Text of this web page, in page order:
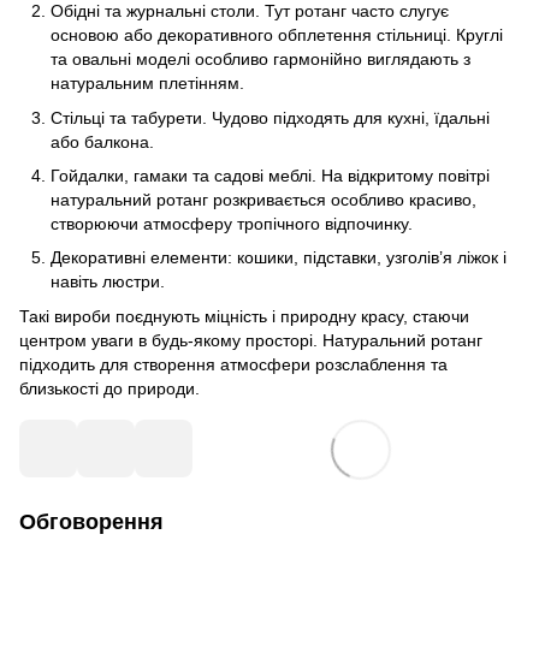
Обідні та журнальні столи. Тут ротанг часто слугує
основою або декоративного обплетення стільниці. Круглі
та овальні моделі особливо гармонійно виглядають з
натуральним плетінням.
Стільці та табурети. Чудово підходять для кухні, їдальні
або балкона.
Гойдалки, гамаки та садові меблі. На відкритому повітрі
натуральний ротанг розкривається особливо красиво,
створюючи атмосферу тропічного відпочинку.
Декоративні елементи: кошики, підставки, узголів’я ліжок і
навіть люстри.
Такі вироби поєднують міцність і природну красу, стаючи
центром уваги в будь-якому просторі. Натуральний ротанг
підходить для створення атмосфери розслаблення та
близькості до природи.
Обговорення